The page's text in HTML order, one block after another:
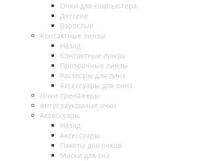
Очки для компьютера
Детские
Взрослые
Контактные линзы
Назад
Контактные линзы
Прозрачные линзы
Растворы для линз
Аксессуары для линз
Очки-тренажеры
Антиглаукомные очки
Аксессуары
Назад
Аксессуары
Пакеты для очков
Маски для сна